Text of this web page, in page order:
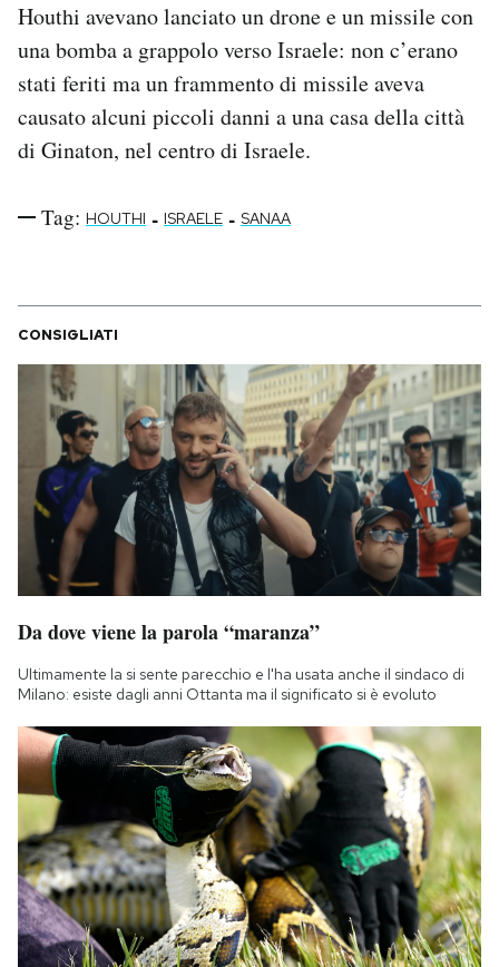
Houthi avevano lanciato un drone e un missile con
una bomba a grappolo verso Israele: non c’erano
stati feriti ma un frammento di missile aveva
causato alcuni piccoli danni a una casa della città
di Ginaton, nel centro di Israele.
Tag: HOUTHI - ISRAELE - SANAA
CONSIGLIATI
Da dove viene la parola “maranza”
Ultimamente la si sente parecchio e l'ha usata anche il sindaco di
Milano: esiste dagli anni Ottanta ma il significato si è evoluto